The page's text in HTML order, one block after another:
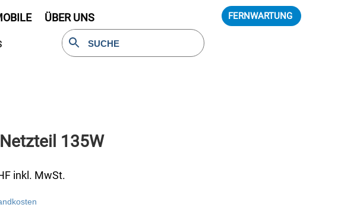
ÜBER UNS FERNWARTUNG
135W
inkl. MwSt.